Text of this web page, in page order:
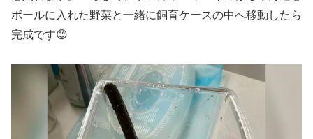
ボールに入れた野菜と一緒に飼育ケースの中へ移動したら
完成です😊